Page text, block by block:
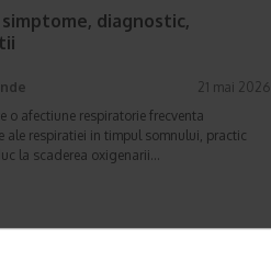
diagnostic,
21 mai 2026
o afectiune respiratorie frecventa
ale respiratiei in timpul somnului, practic
la scaderea oxigenarii…